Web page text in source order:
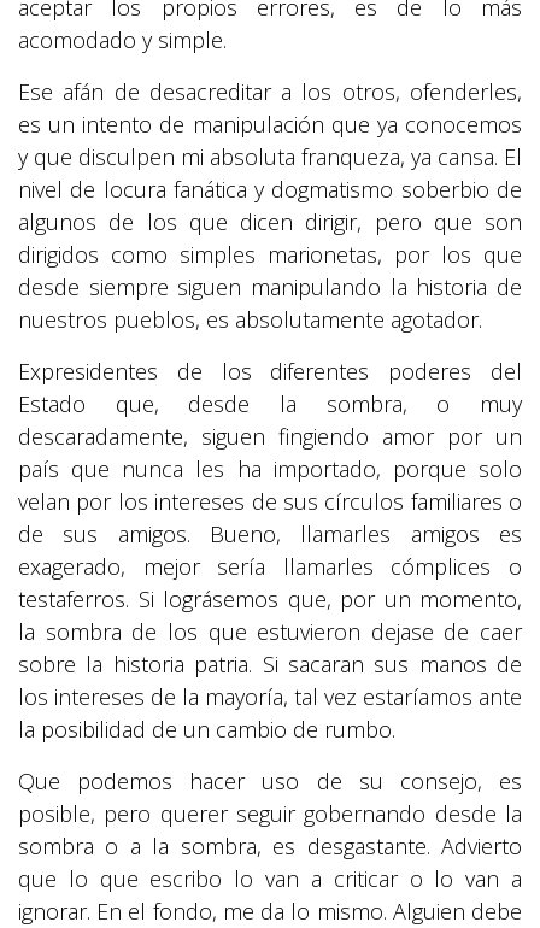
aceptar los propios errores, es de lo más
acomodado y simple.
Ese afán de desacreditar a los otros, ofenderles,
es un intento de manipulación que ya conocemos
y que disculpen mi absoluta franqueza, ya cansa. El
nivel de locura fanática y dogmatismo soberbio de
algunos de los que dicen dirigir, pero que son
dirigidos como simples marionetas, por los que
desde siempre siguen manipulando la historia de
nuestros pueblos, es absolutamente agotador.
Expresidentes de los diferentes poderes del
Estado que, desde la sombra, o muy
descaradamente, siguen fingiendo amor por un
país que nunca les ha importado, porque solo
velan por los intereses de sus círculos familiares o
de sus amigos. Bueno, llamarles amigos es
exagerado, mejor sería llamarles cómplices o
testaferros. Si lográsemos que, por un momento,
la sombra de los que estuvieron dejase de caer
sobre la historia patria. Si sacaran sus manos de
los intereses de la mayoría, tal vez estaríamos ante
la posibilidad de un cambio de rumbo.
Que podemos hacer uso de su consejo, es
posible, pero querer seguir gobernando desde la
sombra o a la sombra, es desgastante. Advierto
que lo que escribo lo van a criticar o lo van a
ignorar. En el fondo, me da lo mismo. Alguien debe